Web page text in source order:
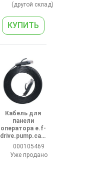
(другой склад)
Кабель для
панели
оператора e.f-
drive.pump.cabl
e.2 2м
000105469
Уже продано